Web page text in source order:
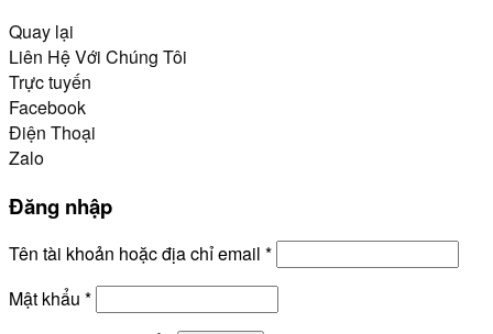
Quay lại
Liên Hệ Với Chúng Tôi
Trực tuyến
Facebook
Điện Thoại
Zalo
Đăng nhập
Tên tài khoản hoặc địa chỉ email *Bắt
Mật khẩu *Bắt